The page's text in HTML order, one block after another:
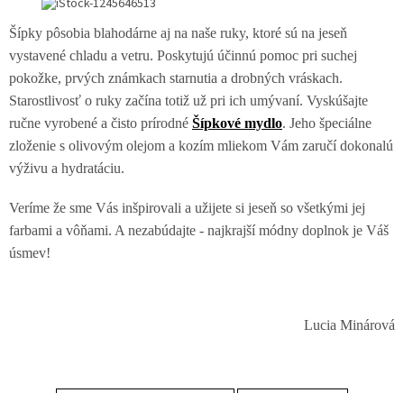
Šípky pôsobia blahodárne aj na naše ruky, ktoré sú na jeseň
vystavené chladu a vetru. Poskytujú účinnú pomoc pri suchej
pokožke, prvých známkach starnutia a drobných vráskach.
Starostlivosť o ruky začína totiž už pri ich umývaní. Vyskúšajte
ručne vyrobené a čisto prírodné Šípkové mydlo. Jeho špeciálne
zloženie s olivovým olejom a kozím mliekom Vám zaručí dokonalú
výživu a hydratáciu.
Veríme že sme Vás inšpirovali a užijete si jeseň so všetkými jej
farbami a vôňami. A nezabúdajte - najkrajší módny doplnok je Váš
úsmev!
Lucia Minárová